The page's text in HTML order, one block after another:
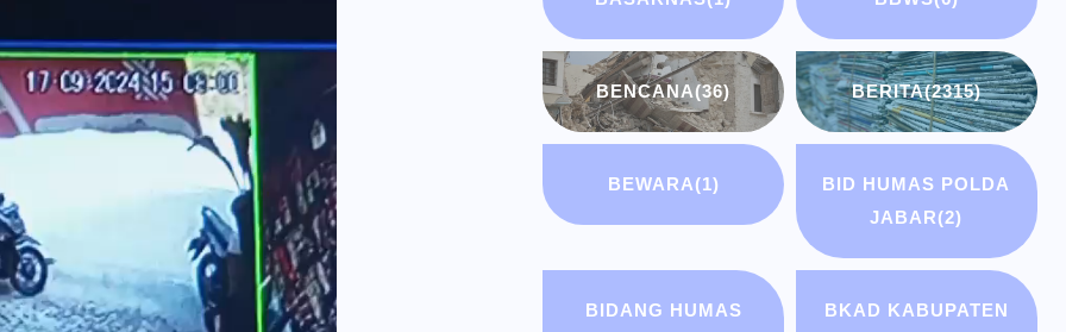
BENCANA(36) BERITA(2315)
BEWARA(1)
BID HUMAS POLDA
JABAR(2)
BIDANG HUMAS
BKAD KABUPATEN